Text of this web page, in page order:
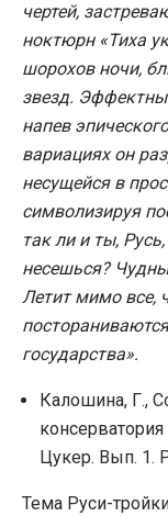
чертей,
ноктюрн «Тиха
шорохов ночи,
звезд.
напев
вариациях он
несущейся в
символизируя
так ли и ты,
несешься?
Летит мимо все,
государства».
Калошина, Г.,
Цукер. Вып. 1.
Тема Руси-